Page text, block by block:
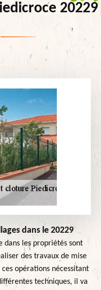
20229
dans le 20229
dans les propriétés sont
des travaux de mise
opérations nécessitant
techniques, il va